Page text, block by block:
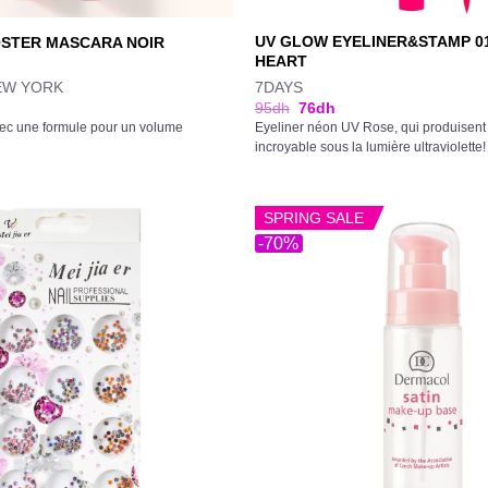
MASCARA NOIR
YORK
une formule pour un volume
UV GLOW EYELINER&STAMP
HEART
7DAYS
95dh 76dh
Eyeliner néon UV Rose, qui
incroyable sous la lumière ultraviolette!
-70%
SPRING SALE